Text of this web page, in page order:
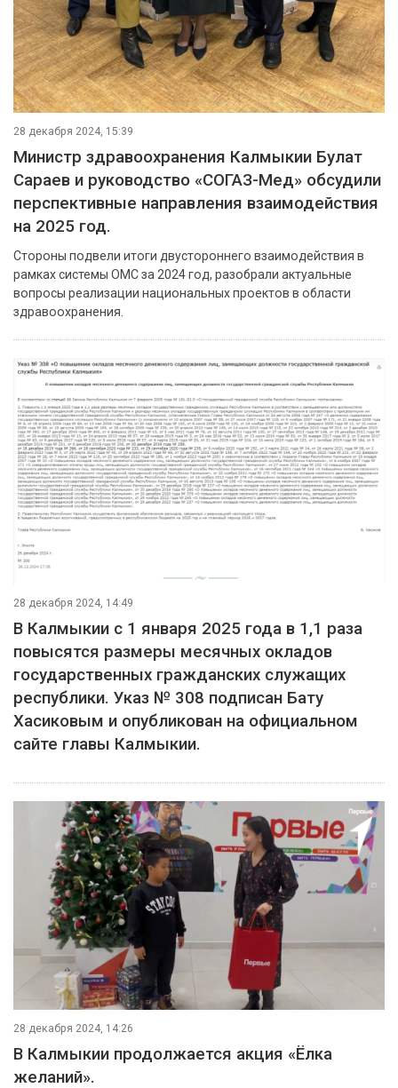
28 декабря 2024, 15:39
Министр здравоохранения Калмыкии Булат
Сараев и руководство «СОГАЗ-Мед» обсудили
перспективные направления взаимодействия
на 2025 год.
Стороны подвели итоги двустороннего взаимодействия в
рамках системы ОМС за 2024 год, разобрали актуальные
вопросы реализации национальных проектов в области
здравоохранения.
28 декабря 2024, 14:49
В Калмыкии с 1 января 2025 года в 1,1 раза
повысятся размеры месячных окладов
государственных гражданских служащих
республики. Указ № 308 подписан Бату
Хасиковым и опубликован на официальном
сайте главы Калмыкии.
28 декабря 2024, 14:26
В Калмыкии продолжается акция «Ёлка
желаний».